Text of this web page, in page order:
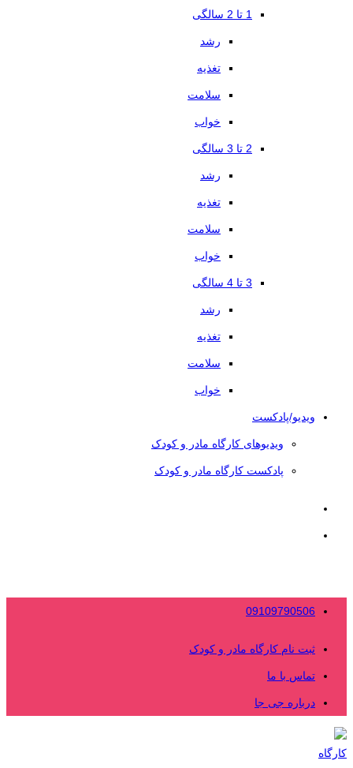
1 تا 2 سالگی
رشد
تغذیه
سلامت
خواب
2 تا 3 سالگی
رشد
تغذیه
سلامت
خواب
3 تا 4 سالگی
رشد
تغذیه
سلامت
خواب
ویدیو/پادکست
ویدیوهای کارگاه مادر و کودک
پادکست کارگاه مادر و کودک
09109790506
ثبت نام کارگاه مادر و کودک
تماس با ما
درباره جی جا